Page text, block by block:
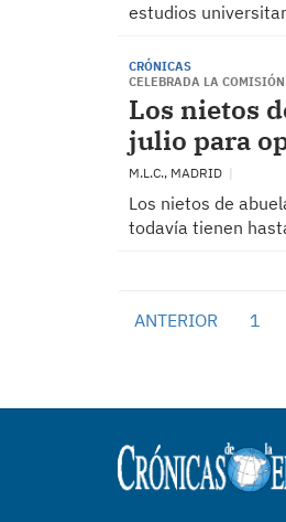
estudios
CRÓNICAS
CELEBRADA LA
Los nietos
julio para
M.L.C., MADRID
Los nietos de
todavía tienen
ANTERIOR 1